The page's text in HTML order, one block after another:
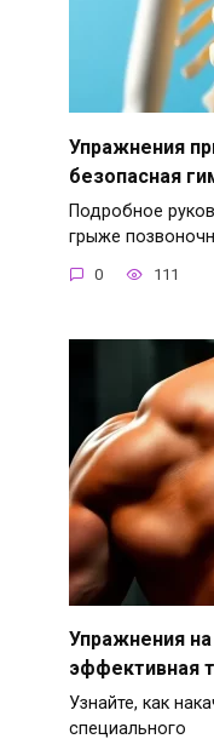
Упражнения
безопасная
Подробное
грыже
0 111
Упражнения
эффективная
Узнайте, как
специального